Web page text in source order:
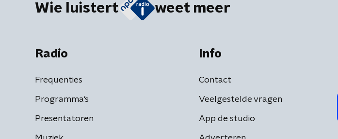
Wie luistert weet meer
Radio
Frequenties
Programma's
Presentatoren
Info
Contact
Veelgestelde vragen
App de studio